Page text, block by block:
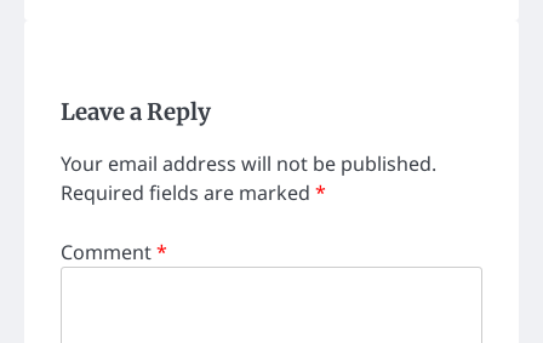
Leave a Reply
Your email address will not be published.
Required fields are marked *
Comment*